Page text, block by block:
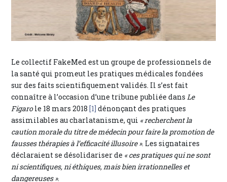
Le collectif FakeMed est un groupe de professionnels de
la santé qui promeut les pratiques médicales fondées
sur des faits scientifiquement validés. Il s’est fait
connaître à l’occasion d’une tribune publiée dans Le
Figarole 18 mars 2018[1] dénonçant des pratiques
assimilables au charlatanisme, qui « recherchent la
caution morale du titre de médecin pour faire la promotion de
fausses thérapies à l’efficacité illusoire ». Les signataires
déclaraient se désolidariser de « ces pratiques qui ne sont
ni scientifiques, ni éthiques, mais bien irrationnelles et
dangereuses ».